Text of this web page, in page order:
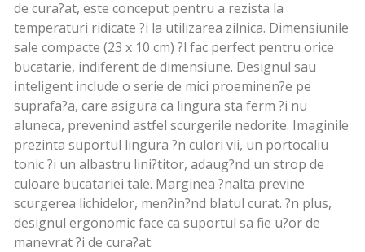
de cura?at, este conceput pentru a rezista la
temperaturi ridicate ?i la utilizarea zilnica. Dimensiunile
sale compacte (23 x 10 cm) ?l fac perfect pentru orice
bucatarie, indiferent de dimensiune. Designul sau
inteligent include o serie de mici proeminen?e pe
suprafa?a, care asigura ca lingura sta ferm ?i nu
aluneca, prevenind astfel scurgerile nedorite. Imaginile
prezinta suportul lingura ?n culori vii, un portocaliu
tonic ?i un albastru lini?titor, adaug?nd un strop de
culoare bucatariei tale. Marginea ?nalta previne
scurgerea lichidelor, men?in?nd blatul curat. ?n plus,
designul ergonomic face ca suportul sa fie u?or de
manevrat ?i de cura?at.